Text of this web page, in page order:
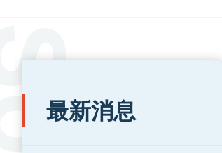
:::
最新消息